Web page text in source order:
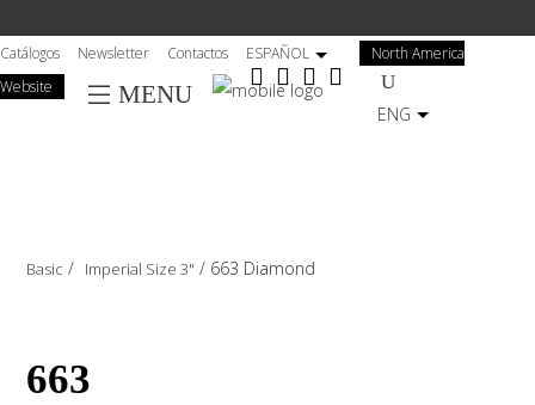
al
contenuto
Catálogos Newsletter Contactos ESPAÑOL
North America
Website
MENU
ENG
Basic / Imperial Size 3" / 663 Diamond
663